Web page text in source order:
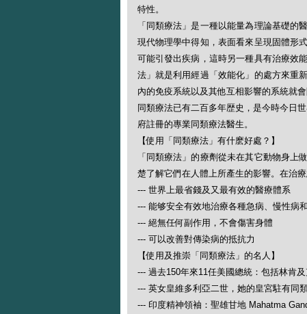
特性。
「同類療法」是一種以能量為理論基礎
現代物理學中得知，表面看來呈現固體形
可能引發出疾病，這時另一種具有治療效
法」就是利用經過「效能化」的處方來重
內的免疫系統以及其他互相影響的系統就
同類療法已有二百多年歴史，是今時今日
府註冊的專業同類療法醫生。
【使用「同類療法」有什麽好處？】
「同類療法」的療劑從未在其它動物身
楚了解它們在人體上所產生的影響。在治
--- 世界上最省錢及又最有效的醫療體系
--- 能够安全有效地治療各種急病、慢性病
--- 絕無任何副作用，不會傷害身體
--- 可以改善對傳染病的抵抗力
【使用及推崇「同類療法」的名人】
--- 過去150年來11任美國總統：包括林肯
--- 英女皇維多利亞二世，她的皇宮駐有同
--- 印度精神領袖：聖雄甘地 Mahatma